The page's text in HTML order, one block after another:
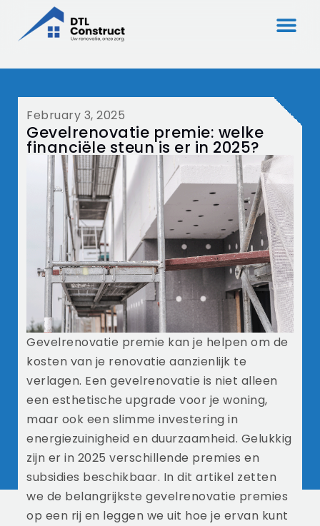
February 3, 2025
Gevelrenovatie premie: welke
financiële steun is er in 2025?
Gevelrenovatie premie kan je helpen om de
kosten van je renovatie aanzienlijk te
verlagen. Een gevelrenovatie is niet alleen
een esthetische upgrade voor je woning,
maar ook een slimme investering in
energiezuinigheid en duurzaamheid. Gelukkig
zijn er in 2025 verschillende premies en
subsidies beschikbaar. In dit artikel zetten
we de belangrijkste gevelrenovatie premies
op een rij en leggen we uit hoe je ervan kunt